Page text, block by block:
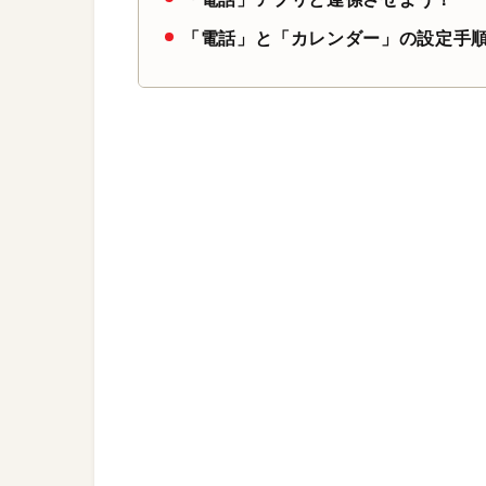
「電話」と「カレンダー」の設定手